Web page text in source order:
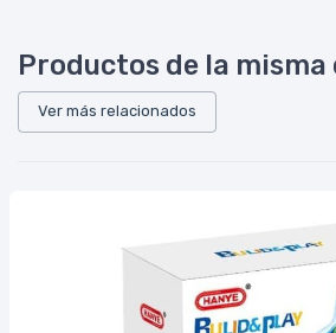
Productos de la
Ver más relacionados